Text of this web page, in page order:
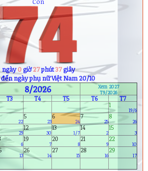
ngày0giờ27phút36giây
ngày phụ nữ Việt Nam 20/10
8/2026
Xem 2027
T9/2026
T3 T4 T5 T6
T7
1
19/6
22
5
23
6
24
7
25
8
26
29
12
30
13
1/7
14
2
15
3
6
19
7
20
8
21
9
22
10
13
26
14
27
15
28
16
29
17